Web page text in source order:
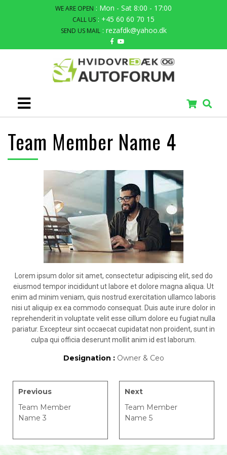
WE ARE OPEN : Mon - Sat 8:00 - 17:00
CALL US : +45 60 60 70 15
SEND US MAIL : rezafdk@yahoo.dk
Team Member Name 4
Lorem ipsum dolor sit amet, consectetur adipiscing elit, sed do
eiusmod tempor incididunt ut labore et dolore magna aliqua. Ut
enim ad minim veniam, quis nostrud exercitation ullamco laboris
nisi ut aliquip ex ea commodo consequat. Duis aute irure dolor in
reprehenderit in voluptate velit esse cillum dolore eu fugiat nulla
pariatur. Excepteur sint occaecat cupidatat non proident, sunt in
culpa qui officia deserunt mollit anim id est laborum.
Designation : Owner & Ceo
Previous
Team Member
Name 3
Next
Team Member
Name 5